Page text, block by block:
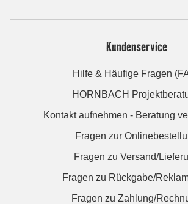
Kundenservice
Hilfe & Häufige Fragen
HORNBACH
Kontakt aufnehmen - Beratung
Fragen zur
Fragen zu Versand/
Fragen zu Rückgabe/
Fragen zu Zahlung/